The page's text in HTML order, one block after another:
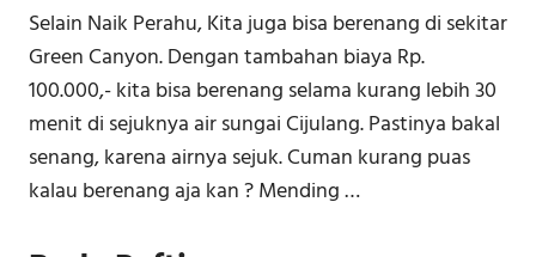
Selain Naik Perahu, Kita juga bisa berenang di sekitar
Green Canyon. Dengan tambahan biaya Rp.
100.000,- kita bisa berenang selama kurang lebih 30
menit di sejuknya air sungai Cijulang. Pastinya bakal
senang, karena airnya sejuk. Cuman kurang puas
kalau berenang aja kan ? Mending …